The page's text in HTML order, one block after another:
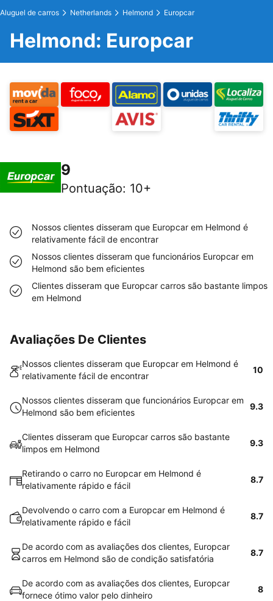
Aluguel de carros Netherlands Helmond Europcar
Helmond: Europcar
9
Pontuação: 10+
Nossos clientes disseram que Europcar em Helmond é
relativamente fácil de encontrar
Nossos clientes disseram que funcionários Europcar em
Helmond são bem eficientes
Clientes disseram que Europcar carros são bastante limpos
em Helmond
Avaliações De Clientes
Nossos clientes disseram que Europcar em Helmond é
relativamente fácil de encontrar
10
Nossos clientes disseram que funcionários Europcar em
Helmond são bem eficientes
9.3
Clientes disseram que Europcar carros são bastante
limpos em Helmond
9.3
Retirando o carro no Europcar em Helmond é
relativamente rápido e fácil
8.7
Devolvendo o carro com a Europcar em Helmond é
relativamente rápido e fácil
8.7
De acordo com as avaliações dos clientes, Europcar
carros em Helmond são de condição satisfatória
8.7
De acordo com as avaliações dos clientes, Europcar
fornece ótimo valor pelo dinheiro
8